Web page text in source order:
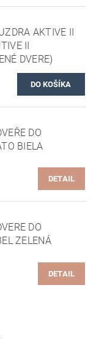
AKTIVE II
II
DVERE)
DO
BIELA
DETAIL
DO
ZELENÁ
DETAIL